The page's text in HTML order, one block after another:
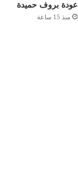
عودة بروف حميدة
منذ 15 ساعة